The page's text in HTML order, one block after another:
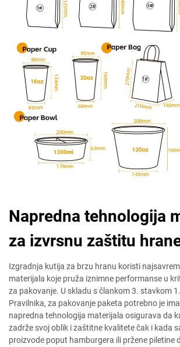
Napredna tehnologija
za izvrsnu zaštitu
Izgradnja kutija za brzu hranu koristi
materijala koje pruža iznimne performanse u
za pakovanje. U skladu s člankom 3. stavkom
Pravilnika, za pakovanje paketa potrebno je
napredna tehnologija materijala osigurava da
zadrže svoj oblik i zaštitne kvalitete čak i kada
proizvode poput hamburgera ili pržene piletine